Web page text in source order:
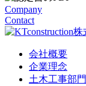
Company
Contact
会社概要
企業理念
土木工事部門